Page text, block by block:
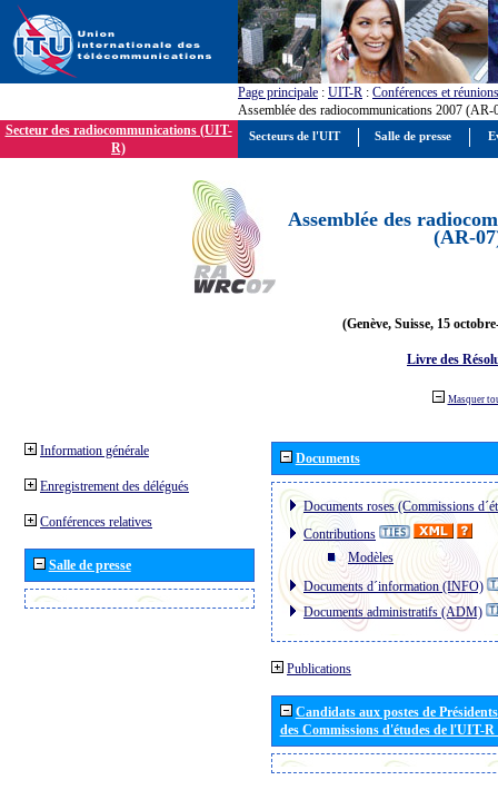
Page principale : UIT-R : Conférences et réunions
Assemblée des radiocommunications 2007 (AR-
Secteur des radiocommunications (UIT-
R)
Assemblée des
(AR-
(Genève, Suisse, 15
Livre des
Masquer
Information générale
Enregistrement des délégués
Conférences relatives
Salle de presse
Documents
Documents roses (Commissions
Contributions
Modèles
Documents d´information (INFO)
Documents administratifs (ADM)
Publications
Candidats aux postes de
des Commissions d'études de l'UIT-
Secteurs de l'UIT Salle de presse